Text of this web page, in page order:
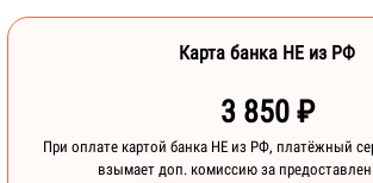
Карта банка НЕ из РФ
3 850 ₽
При оплате картой банка НЕ из РФ, платёжный
взымает доп. комиссию за